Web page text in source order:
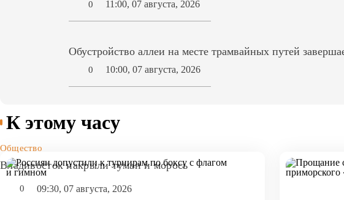
0 11:00, 07 августа, 2026
Обустройство аллеи на месте трамвайных путей
0 10:00, 07 августа, 2026
К этому часу
Общество
Владивосток накрыли туман и морось
0 09:30, 07 августа, 2026